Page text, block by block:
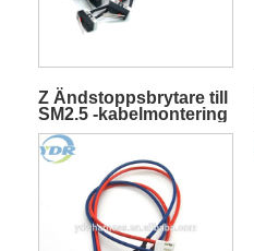
Z Ändstoppsbrytare till
SM2.5 -kabelmontering